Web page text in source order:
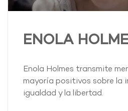
ENOLA
Enola Holmes transmite
mayoría positivos sobre la
igualdad y la libertad.